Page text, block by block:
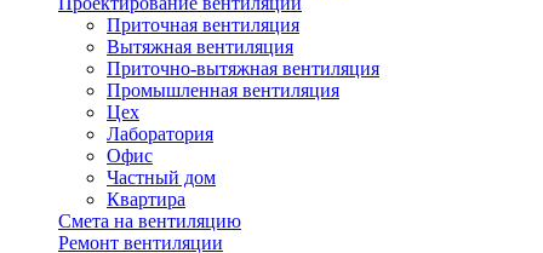
Приточная вентиляция
Вытяжная вентиляция
Приточно-вытяжная вентиляция
Промышленная вентиляция
Цех
Лаборатория
Офис
Частный дом
Квартира
Смета на вентиляцию
Ремонт вентиляции